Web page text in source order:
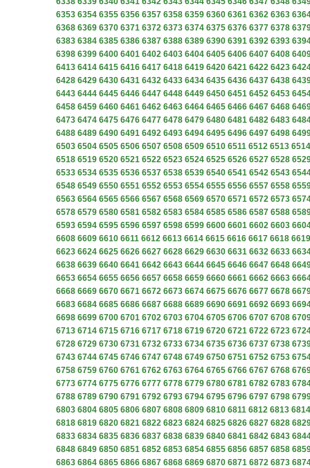
6353 6354 6355 6356 6357 6358 6359 6360 6361 6362 6363
6368 6369 6370 6371 6372 6373 6374 6375 6376 6377 6378
6383 6384 6385 6386 6387 6388 6389 6390 6391 6392 6393
6398 6399 6400 6401 6402 6403 6404 6405 6406 6407 6408
6413 6414 6415 6416 6417 6418 6419 6420 6421 6422 6423
6428 6429 6430 6431 6432 6433 6434 6435 6436 6437 6438
6443 6444 6445 6446 6447 6448 6449 6450 6451 6452 6453
6458 6459 6460 6461 6462 6463 6464 6465 6466 6467 6468
6473 6474 6475 6476 6477 6478 6479 6480 6481 6482 6483
6488 6489 6490 6491 6492 6493 6494 6495 6496 6497 6498
6503 6504 6505 6506 6507 6508 6509 6510 6511 6512 6513 6514
6518 6519 6520 6521 6522 6523 6524 6525 6526 6527 6528
6533 6534 6535 6536 6537 6538 6539 6540 6541 6542 6543
6548 6549 6550 6551 6552 6553 6554 6555 6556 6557 6558
6563 6564 6565 6566 6567 6568 6569 6570 6571 6572 6573
6578 6579 6580 6581 6582 6583 6584 6585 6586 6587 6588
6593 6594 6595 6596 6597 6598 6599 6600 6601 6602 6603
6608 6609 6610 6611 6612 6613 6614 6615 6616 6617 6618 6619
6623 6624 6625 6626 6627 6628 6629 6630 6631 6632 6633
6638 6639 6640 6641 6642 6643 6644 6645 6646 6647 6648
6653 6654 6655 6656 6657 6658 6659 6660 6661 6662 6663
6668 6669 6670 6671 6672 6673 6674 6675 6676 6677 6678
6683 6684 6685 6686 6687 6688 6689 6690 6691 6692 6693
6698 6699 6700 6701 6702 6703 6704 6705 6706 6707 6708
6713 6714 6715 6716 6717 6718 6719 6720 6721 6722 6723
6728 6729 6730 6731 6732 6733 6734 6735 6736 6737 6738
6743 6744 6745 6746 6747 6748 6749 6750 6751 6752 6753
6758 6759 6760 6761 6762 6763 6764 6765 6766 6767 6768
6773 6774 6775 6776 6777 6778 6779 6780 6781 6782 6783
6788 6789 6790 6791 6792 6793 6794 6795 6796 6797 6798
6803 6804 6805 6806 6807 6808 6809 6810 6811 6812 6813 6814
6818 6819 6820 6821 6822 6823 6824 6825 6826 6827 6828
6833 6834 6835 6836 6837 6838 6839 6840 6841 6842 6843
6848 6849 6850 6851 6852 6853 6854 6855 6856 6857 6858
6863 6864 6865 6866 6867 6868 6869 6870 6871 6872 6873